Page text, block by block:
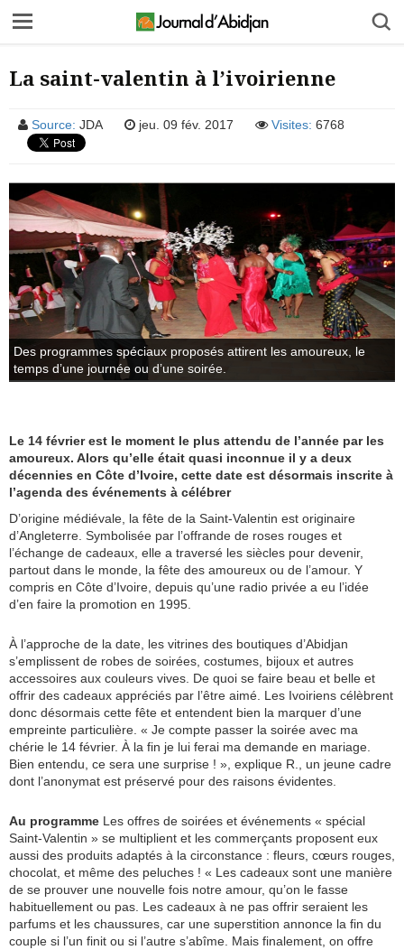
La saint-valentin à l’ivoirienne
Source: JDA jeu. 09 fév. 2017 Visites: 6768
Des programmes spéciaux proposés attirent les amoureux, le
temps d’une journée ou d’une soirée.
Le 14 février est le moment le plus attendu de l’année par les
amoureux. Alors qu’elle était quasi inconnue il y a deux
décennies en Côte d’Ivoire, cette date est désormais inscrite à
l’agenda des événements à célébrer
D’origine médiévale, la fête de la Saint-Valentin est originaire
d’Angleterre. Symbolisée par l’offrande de roses rouges et
l’échange de cadeaux, elle a traversé les siècles pour devenir,
partout dans le monde, la fête des amoureux ou de l’amour. Y
compris en Côte d’Ivoire, depuis qu’une radio privée a eu l’idée
d’en faire la promotion en 1995.
À l’approche de la date, les vitrines des boutiques d’Abidjan
s’emplissent de robes de soirées, costumes, bijoux et autres
accessoires aux couleurs vives. De quoi se faire beau et belle et
offrir des cadeaux appréciés par l’être aimé. Les Ivoiriens célèbrent
donc désormais cette fête et entendent bien la marquer d’une
empreinte particulière. « Je compte passer la soirée avec ma
chérie le 14 février. À la fin je lui ferai ma demande en mariage.
Bien entendu, ce sera une surprise ! », explique R., un jeune cadre
dont l’anonymat est préservé pour des raisons évidentes.
Au programme Les offres de soirées et événements « spécial
Saint-Valentin » se multiplient et les commerçants proposent eux
aussi des produits adaptés à la circonstance : fleurs, cœurs rouges,
chocolat, et même des peluches ! « Les cadeaux sont une manière
de se prouver une nouvelle fois notre amour, qu’on le fasse
habituellement ou pas. Les cadeaux à ne pas offrir seraient les
parfums et les chaussures, car une superstition annonce la fin du
couple si l’un finit ou si l’autre s’abîme. Mais finalement, on offre